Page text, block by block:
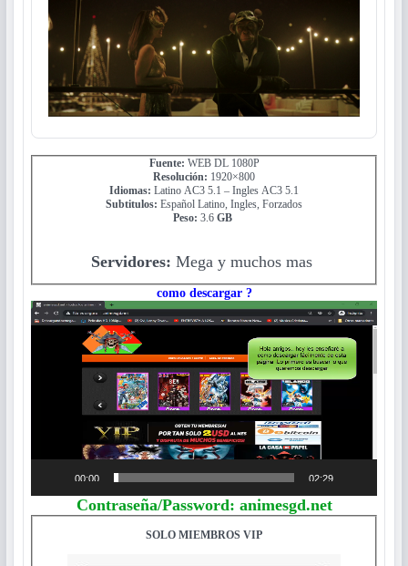
Fuente: WEB DL 1080P
Resolución: 1920×800
Idiomas: Latino AC3 5.1 – Ingles AC3 5.1
Subtitulos: Español Latino, Ingles, Forzados
Peso: 3.6 GB
Servidores: Mega y muchos mas
como descargar ?
Reproductor
de
00:00 02:29
Contraseña/Password: animesgd.net
SOLO MIEMBROS VIP